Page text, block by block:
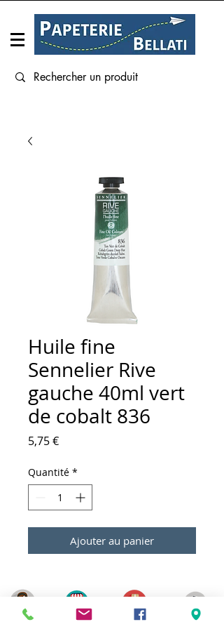
Huile fine
Sennelier Rive
gauche 40ml vert
de cobalt 836
5,75 €Prix
Quantité *
Ajouter au panier
Service client
Paiement sécurisé
Click & Collect 2H
Livraison gratuite